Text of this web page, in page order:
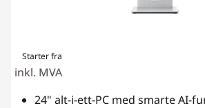
Starter fra
inkl. MVA
24" alt-i-ett-PC med smarte AI-